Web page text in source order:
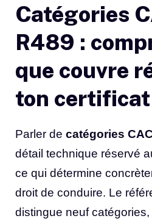
Catégories
R489 :
que couvre
ton certificat
Parler de catégories
détail technique réservé
ce qui détermine
droit de conduire. Le
distingue neuf